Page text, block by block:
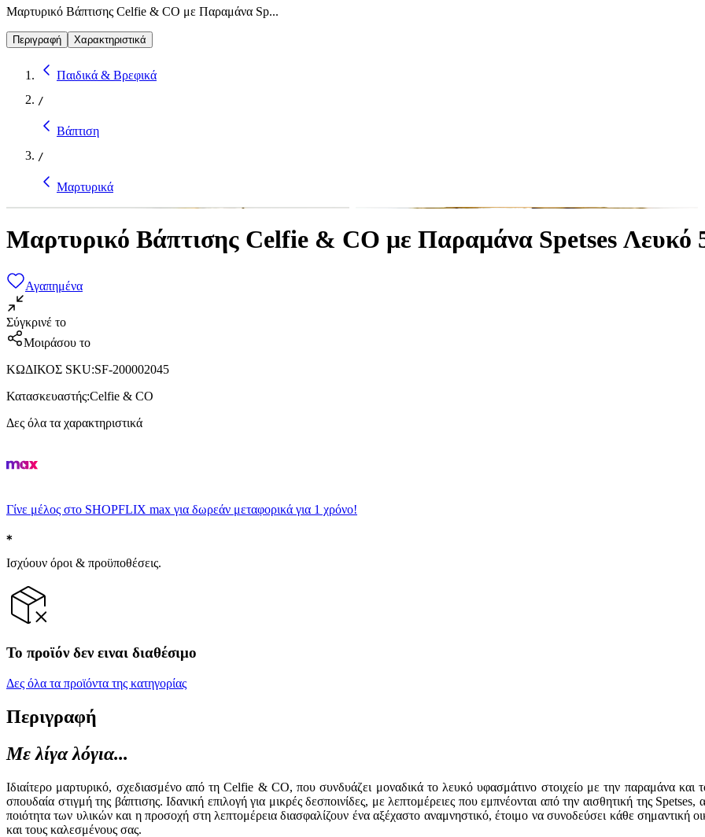
Μαρτυρικό Βάπτισης Celfie & CO με Παραμάνα Sp...
Περιγραφή Χαρακτηριστικά
Παιδικά & Βρεφικά
/
Βάπτιση
/
Μαρτυρικά
Μαρτυρικό Βάπτισης Celfie & CO με Παραμάνα Spetses Λευκό
Αγαπημένα
Σύγκρινέ το
Μοιράσου το
ΚΩΔΙΚΟΣ SKU:SF-200002045
Κατασκευαστής:Celfie & CO
Δες όλα τα χαρακτηριστικά
Γίνε μέλος στο SHOPFLIX max για δωρεάν μεταφορικά για 1 χρόνο!
Ισχύουν όροι & προϋποθέσεις.
Το προϊόν δεν ειναι διαθέσιμο
Δες όλα τα προϊόντα της κατηγορίας
Περιγραφή
Με λίγα λόγια...
Ιδιαίτερο μαρτυρικό, σχεδιασμένο από τη Celfie & CO, που συνδυάζει μοναδικά το λευκό υφασμάτινο στοιχείο με την παραμάνα και
σπουδαία στιγμή της βάπτισης. Ιδανική επιλογή για μικρές δεσποινίδες, με λεπτομέρειες που εμπνέονται από την αισθητική της
ποιότητα των υλικών και η προσοχή στη λεπτομέρεια διασφαλίζουν ένα αξέχαστο αναμνηστικό, έτοιμο να συνοδεύσει κάθε σημαντική
και τους καλεσμένους σας.